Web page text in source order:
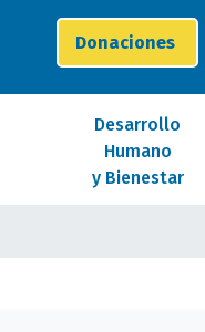
Donaciones
Desarrollo
Humano
y Bienestar